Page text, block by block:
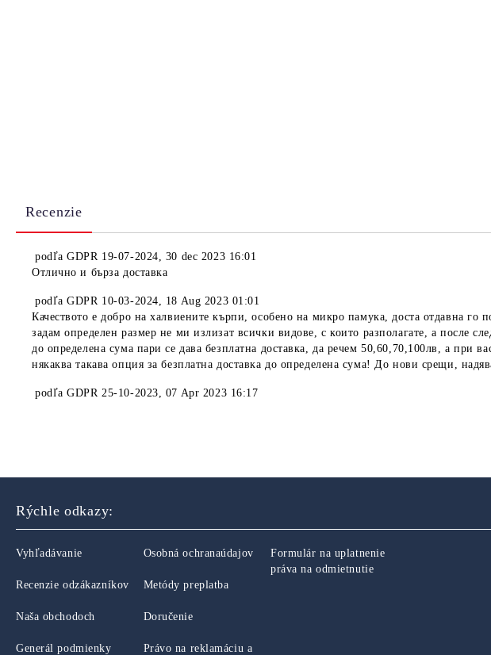
Recenzie
podľaGDPR 19-07-2024, 30 dec 2023 16:01
Отлично и бърза доставка
podľaGDPR 10-03-2024, 18 Aug 2023 01:01
Качеството е добро на халвиените кърпи, особено на микро памука, доста отдавна
задам определен размер не ми излизат всички видове, с които разполагате, а после
до определена сума пари се дава безплатна доставка, да речем 50,60,70,100лв, а при
някаква такава опция за безплатна доставка до определена сума! До нови срещи,
podľaGDPR 25-10-2023, 07 Apr 2023 16:17
Rýchle odkazy:
Vyhľadávanie
Recenzie odzákazníkov
Naša obchodoch
Generál podmienky
Osobná ochranaúdajov
Metódy preplatba
Doručenie
Právo na reklamáciu a
Formulár na uplatnenie
práva na odmietnutie